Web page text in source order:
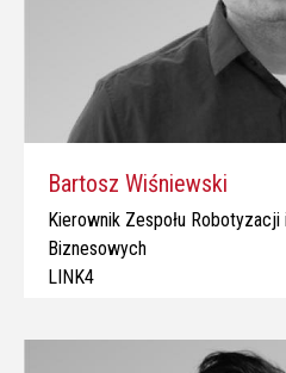
Bartosz Wiśniewski
Kierownik Zespołu
Biznesowych
LINK4